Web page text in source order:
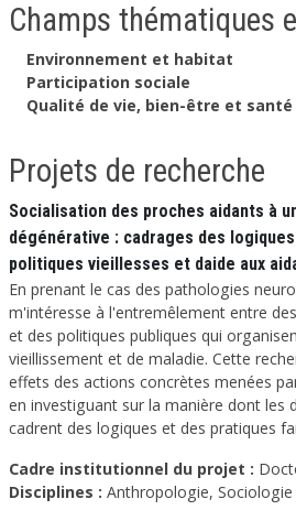
Champs thématiques
Environnement et habitat
Participation sociale
Qualité de vie, bien-être et santé
Projets de recherche
Socialisation des proches aidants à
dégénérative : cadrages des
politiques vieillesses et daide aux
En prenant le cas des pathologies
m'intéresse à l'entremêlement entre
et des politiques publiques qui
vieillissement et de maladie. Cette
effets des actions concrètes menées
en investiguant sur la manière dont les
cadrent des logiques et des pratiques
Cadre institutionnel du projet :
Disciplines : Anthropologie, Sociologie